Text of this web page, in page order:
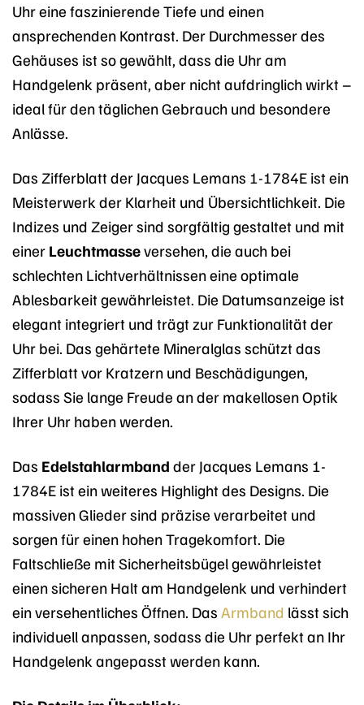
Uhr eine faszinierende Tiefe und einen
ansprechenden Kontrast. Der Durchmesser des
Gehäuses ist so gewählt, dass die Uhr am
Handgelenk präsent, aber nicht aufdringlich wirkt –
ideal für den täglichen Gebrauch und besondere
Anlässe.
Das Zifferblatt der Jacques Lemans 1-1784E ist ein
Meisterwerk der Klarheit und Übersichtlichkeit. Die
Indizes und Zeiger sind sorgfältig gestaltet und mit
einer Leuchtmasseversehen, die auch bei
schlechten Lichtverhältnissen eine optimale
Ablesbarkeit gewährleistet. Die Datumsanzeige ist
elegant integriert und trägt zur Funktionalität der
Uhr bei. Das gehärtete Mineralglas schützt das
Zifferblatt vor Kratzern und Beschädigungen,
sodass Sie lange Freude an der makellosen Optik
Ihrer Uhr haben werden.
Das Edelstahlarmband der Jacques Lemans 1-
1784E ist ein weiteres Highlight des Designs. Die
massiven Glieder sind präzise verarbeitet und
sorgen für einen hohen Tragekomfort. Die
Faltschließe mit Sicherheitsbügel gewährleistet
einen sicheren Halt am Handgelenk und verhindert
ein versehentliches Öffnen. Das Armband lässt sich
individuell anpassen, sodass die Uhr perfekt an Ihr
Handgelenk angepasst werden kann.